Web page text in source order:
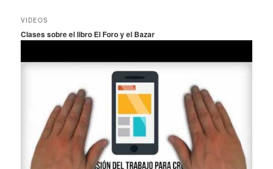
c
r
VIDEOS
Clases sobre el libro El Foro y el Bazar